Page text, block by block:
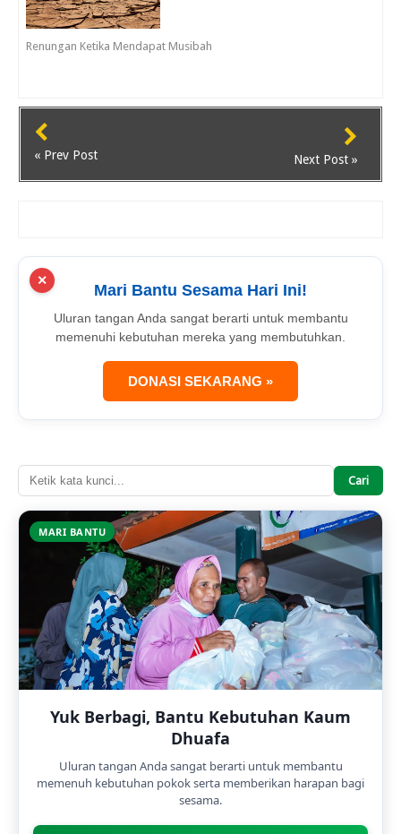
Renungan Ketika Mendapat Musibah
« Prev Post Next Post »
✕
Mari Bantu Sesama Hari Ini!
Uluran tangan Anda sangat berarti untuk membantu
memenuhi kebutuhan mereka yang membutuhkan.
DONASI SEKARANG »
Cari
MARI BANTU
Yuk Berbagi, Bantu Kebutuhan Kaum
Dhuafa
Uluran tangan Anda sangat berarti untuk membantu
memenuh kebutuhan pokok serta memberikan harapan bagi
sesama.